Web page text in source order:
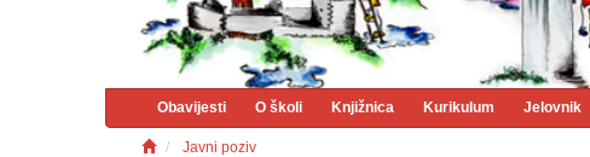
Obavijesti O školi Knjižnica Kurikulum Jelovnik
Javni poziv